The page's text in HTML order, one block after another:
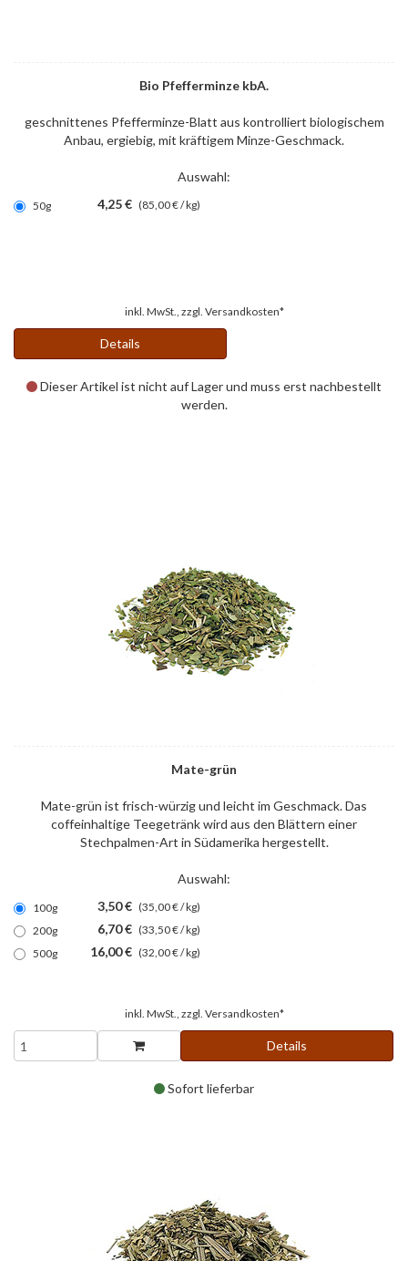
Bio Pfefferminze kbA.
geschnittenes Pfefferminze-Blatt aus kontrolliert biologischem
Anbau, ergiebig, mit kräftigem Minze-Geschmack.
Auswahl:
50g 4,25 € (85,00 € / kg)
inkl. MwSt., zzgl. Versandkosten*
Details
Dieser Artikel ist nicht auf Lager und muss erst nachbestellt
werden.
Mate-grün
Mate-grün ist frisch-würzig und leicht im Geschmack. Das
coffeinhaltige Teegetränk wird aus den Blättern einer
Stechpalmen-Art in Südamerika hergestellt.
Auswahl:
100g 3,50 € (35,00 € / kg)
200g
6,70 € (33,50 € / kg)
500g
16,00 € (32,00 € / kg)
inkl. MwSt., zzgl. Versandkosten*
Details
Sofort lieferbar